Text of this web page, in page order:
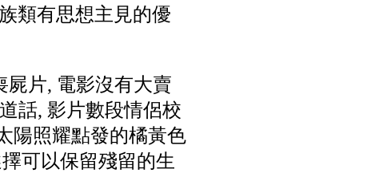
類有思想主見的優
屍片, 電影沒有大賣
話, 影片數段情侶校
陽照耀點發的橘黃色
可以保留殘留的生